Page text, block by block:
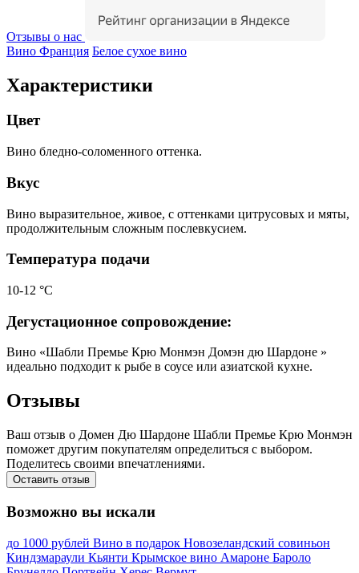
Отзывы о нас
Вино Франция Белое сухое вино
Характеристики
Цвет
Вино бледно-соломенного оттенка.
Вкус
Вино выразительное, живое, с оттенками цитрусовых и мяты,
продолжительным сложным послевкусием.
Температура подачи
10-12 °С
Дегустационное сопровождение:
Вино «Шабли Премье Крю Монмэн Домэн дю Шардоне »
идеально подходит к рыбе в соусе или азиатской кухне.
Отзывы
Ваш отзыв о Домен Дю Шардоне Шабли Премье Крю Монмэн
поможет другим покупателям определиться с выбором.
Поделитесь своими впечатлениями.
Оставить отзыв
Возможно вы искали
до 1000 рублей Вино в подарок Новозеландский совиньон
Киндзмараули Кьянти Крымское вино Амароне Бароло